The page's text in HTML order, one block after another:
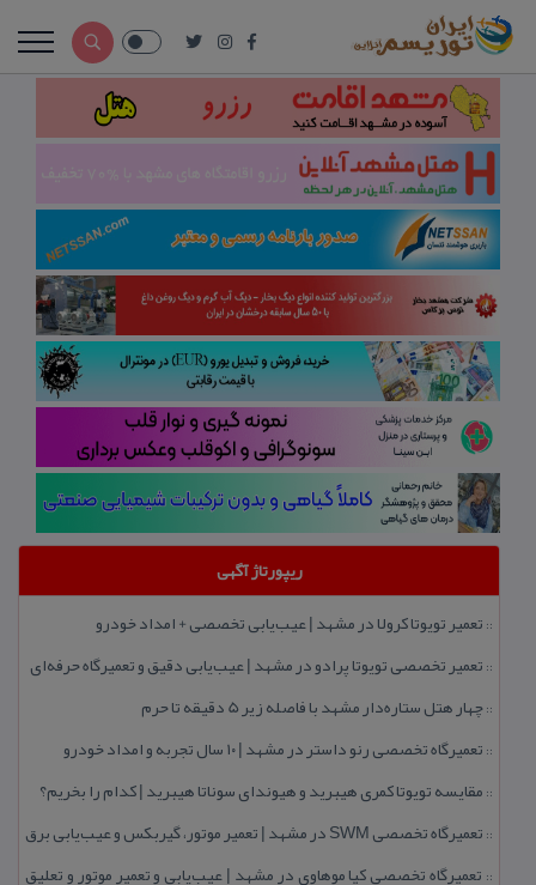
ریپورتاژ آگهی
:: تعمیر تویوتا كرولا در مشهد | عیب‌یابی تخصصی + امداد خودرو
:: تعمیر تخصصی تویوتا پرادو در مشهد | عیب‌یابی دقیق و تعمیرگاه حرفه‌ای
::چهار هتل‌ ستاره‌دار مشهد با فاصله زیر 5 دقیقه تا حرم
:: تعمیرگاه تخصصی رنو داستر در مشهد | ۱۰ سال تجربه و امداد خودرو
:: مقایسه تویوتا كمری هیبرید و هیوندای سوناتا هیبرید | كدام را بخریم؟
:: تعمیرگاه تخصصی SWM در مشهد | تعمیر موتور، گیربكس و عیب‌یابی برق
:: تعمیرگاه تخصصی كیا موهاوی در مشهد | عیب‌یابی و تعمیر موتور و تعلیق